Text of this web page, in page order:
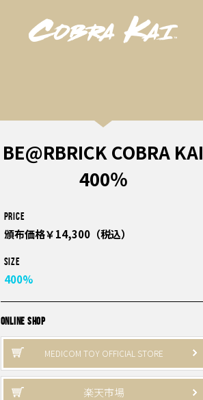
BE@RBRICK COBRA KAI
400％
PRICE
頒布価格￥14,300（税込）
Size
400%
ONLINE SHOP
MEDICOM TOY OFFICIAL STORE
楽天市場